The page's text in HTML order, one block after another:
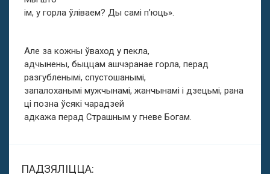
ім, у горла ўліваем? Ды самі п’юць».
Але за кожны ўваход у пекла,
адчынены, быццам ашчэранае горла, перад
разгубленымі, спустошанымі,
запалоханымі мужчынамі, жанчынамі і дзецьмі, рана
ці позна ўсякі чарадзей
адкажа перад Страшным у гневе Богам.
ПАДЗЯЛІЦЦА: